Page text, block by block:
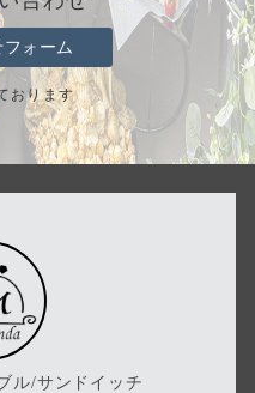
ォーム
おります
ル/サンドイッチ